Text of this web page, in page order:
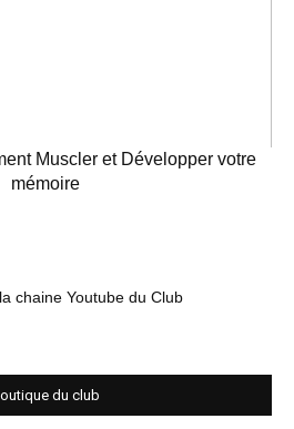
Muscler et Développer votre
mémoire
chaine Youtube du Club
du club